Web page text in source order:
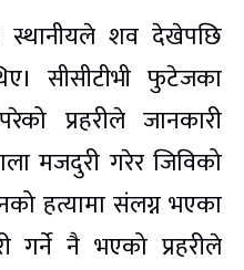
स्थानीयले शव देखेपछि
सीसीटीभी फुटेजका
प्रहरीले जानकारी
मजदुरी गरेर जिविको
हत्यामा संलग्न भएका
गर्ने नै भएको प्रहरीले